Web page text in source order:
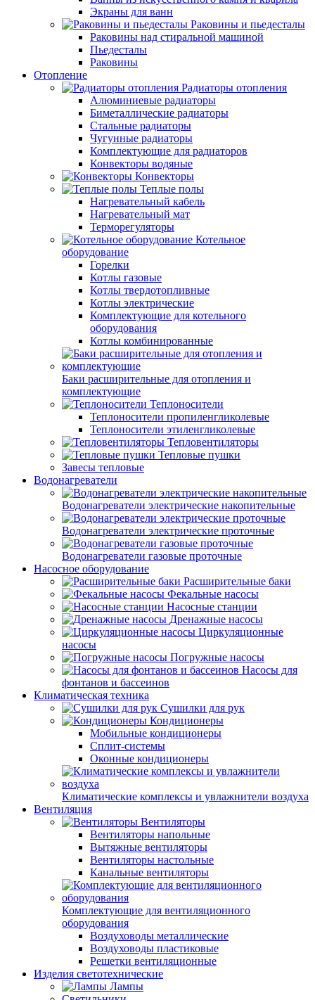
Экраны для ванн
Раковины и пьедесталы
Раковины над стиральной машиной
Пьедесталы
Раковины
Отопление
Радиаторы отопления
Алюминиевые радиаторы
Биметаллические радиаторы
Стальные радиаторы
Чугунные радиаторы
Комплектующие для радиаторов
Конвекторы водяные
Конвекторы
Теплые полы
Нагревательный кабель
Нагревательный мат
Терморегуляторы
Котельное
оборудование
Горелки
Котлы газовые
Котлы твердотопливные
Котлы электрические
Комплектующие для котельного
оборудования
Котлы комбинированные
Баки расширительные для отопления и
комплектующие
Теплоносители
Теплоносители пропиленгликолевые
Теплоносители этиленгликолевые
Тепловентиляторы
Тепловые пушки
Завесы тепловые
Водонагреватели
Водонагреватели электрические накопительные
Водонагреватели электрические проточные
Водонагреватели газовые проточные
Насосное оборудование
Расширительные баки
Фекальные насосы
Насосные станции
Дренажные насосы
Циркуляционные
насосы
Погружные насосы
Насосы для
фонтанов и бассеинов
Климатическая техника
Сушилки для рук
Кондиционеры
Мобильные кондиционеры
Сплит-системы
Оконные кондиционеры
Климатические комплексы и увлажнители воздуха
Вентиляция
Вентиляторы
Вентиляторы напольные
Вытяжные вентиляторы
Вентиляторы настольные
Канальные вентиляторы
Комплектующие для вентиляционного
оборудования
Воздуховоды металлические
Воздуховоды пластиковые
Решетки вентиляционные
Изделия светотехнические
Лампы